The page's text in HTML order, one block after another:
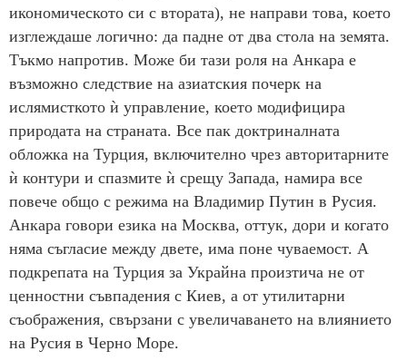
икономическото си с втората), не направи това, което
изглеждаше логично: да падне от два стола на земята.
Тъкмо напротив. Може би тази роля на Анкара е
възможно следствие на азиатския почерк на
ислямисткото ѝ управление, което модифицира
природата на страната. Все пак доктриналната
обложка на Турция, включително чрез авторитарните
ѝ контури и спазмите ѝ срещу Запада, намира все
повече общо с режима на Владимир Путин в Русия.
Анкара говори езика на Москва, оттук, дори и когато
няма съгласие между двете, има поне чуваемост. А
подкрепата на Турция за Украйна произтича не от
ценностни съвпадения с Киев, а от утилитарни
съображения, свързани с увеличаването на влиянието
на Русия в Черно Море.